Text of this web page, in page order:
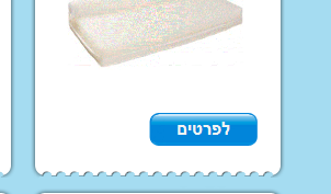
קורקינטים
בית בובות
מנשאים תיקי החתלה